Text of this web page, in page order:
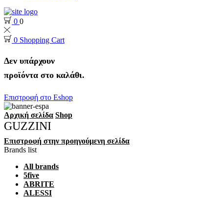
0 0
0 Shopping Cart
Δεν υπάρχουν
προϊόντα στο καλάθι.
Επιστροφή στο Eshop
Αρχική σελίδα Shop
GUZZINI
Επιστροφή στην προηγούμενη σελίδα
Brands list
All brands
5five
ABRITE
ALESSI